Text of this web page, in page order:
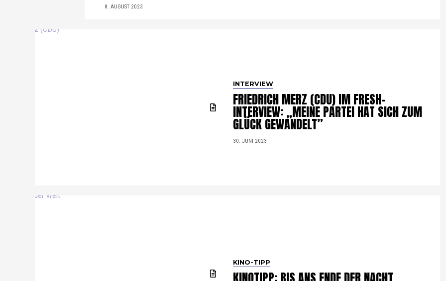
8. AUGUST 2023
INTERVIEW
FRIEDRICH MERZ (CDU) IM FRESH-
INTERVIEW: „MEINE PARTEI HAT SICH ZUM
GLÜCK GEWANDELT”
30. JUNI 2023
KINO-TIPP